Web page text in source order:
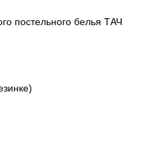
постельного белья ТАЧ